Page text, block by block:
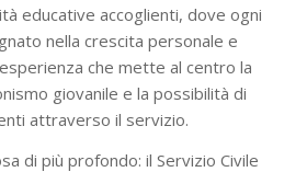
educative accoglienti, dove ogni
nella crescita personale e
che mette al centro la
giovanile e la possibilità di
attraverso il servizio.
di più profondo: il Servizio Civile